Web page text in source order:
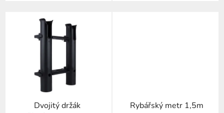
Dvojitý držák
Rybářský metr 1,5m